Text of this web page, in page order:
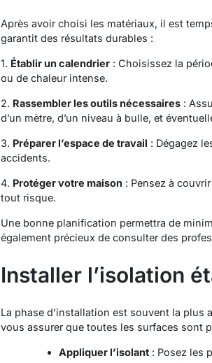
Après avoir choisi les matériaux, il est
garantit des résultats durables :
1. Établir un calendrier: Choisissez la
ou de chaleur intense.
2. Rassembler les outils nécessaires:
d’un mètre, d’un niveau à bulle, et
3. Préparer l’espace de travail : Dégagez
accidents.
4. Protéger votre maison: Pensez à
tout risque.
Une bonne planification permettra de
également précieux de consulter des
Installer l’isolation
La phase d’installation est souvent la plus
vous assurer que toutes les surfaces sont
Appliquer l’isolant : Posez les